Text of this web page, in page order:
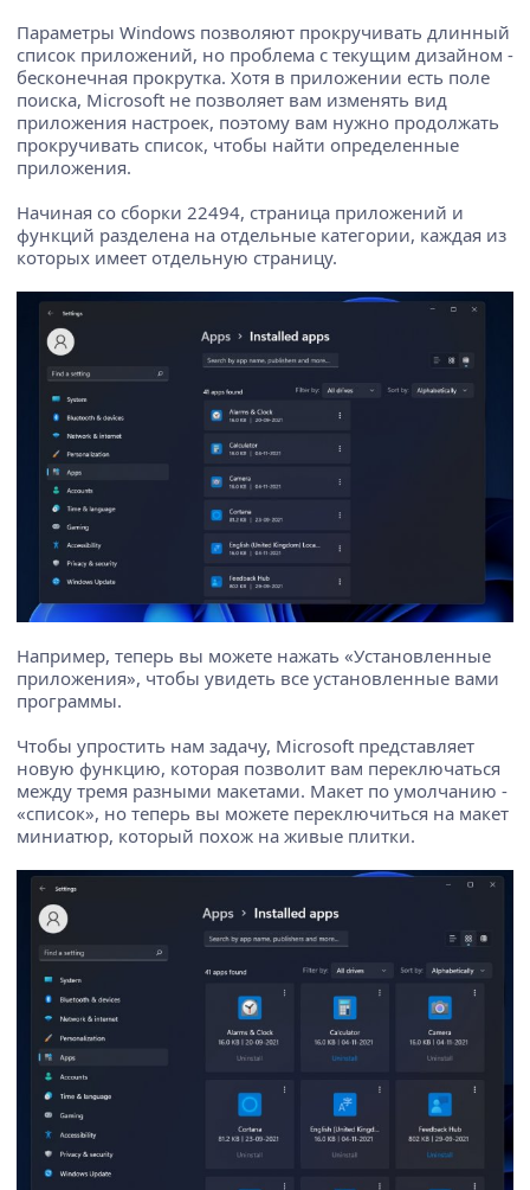
Параметры Windows позволяют прокручивать длинный
список приложений, но проблема с текущим дизайном -
бесконечная прокрутка. Хотя в приложении есть поле
поиска, Microsoft не позволяет вам изменять вид
приложения настроек, поэтому вам нужно продолжать
прокручивать список, чтобы найти определенные
приложения.
Начиная со сборки 22494, страница приложений и
функций разделена на отдельные категории, каждая из
которых имеет отдельную страницу.
Например, теперь вы можете нажать «Установленные
приложения», чтобы увидеть все установленные вами
программы.
Чтобы упростить нам задачу, Microsoft представляет
новую функцию, которая позволит вам переключаться
между тремя разными макетами. Макет по умолчанию -
«список», но теперь вы можете переключиться на макет
миниатюр, который похож на живые плитки.